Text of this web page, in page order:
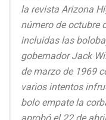
la revista Arizona
número de octubre
incluidas las
gobernador Jack
de marzo de 1969
varios intentos
bolo empate la